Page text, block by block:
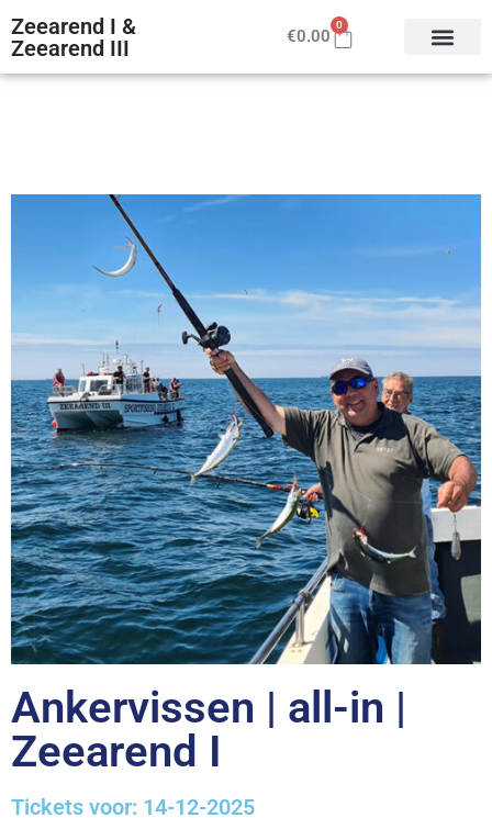
Zeearend I &
Zeearend III
€0.00
0
Ankervissen | all-in |
Zeearend I
Tickets voor: 14-12-2025